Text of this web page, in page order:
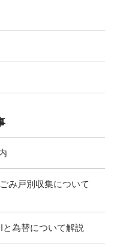
み戸別収集について
為替について解説